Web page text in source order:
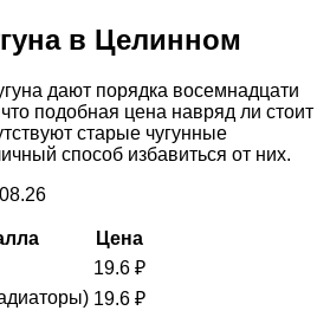
в Целинном
дают порядка восемнадцати
подобная цена навряд ли стоит
старые чугунные
способ избавиться от них.
Цена
19.6 ₽
19.6 ₽